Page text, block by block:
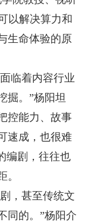
以解决算力和
生命体验的原
临着内容行业
掘。”杨阳坦
控能力、故事
速成，也很难
编剧，往往也
。
，甚至传统文
同的。”杨阳介